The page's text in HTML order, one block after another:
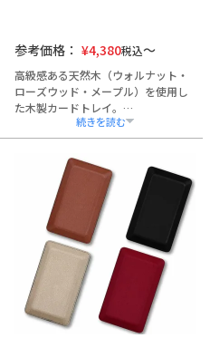
参考価格： ¥4,380税込
高級感ある天然木（ウォルナット・
ローズウッド・メープル）を使用し
た木製カードトレイ。
店舗の受付や商談スペースに自然と
馴染み、ショップカードや名刺をス
タイリッシュに演出します。
角にスリットがあり、カードの出し
入れもスムーズ。
底面には滑り止め加工を施し、安定
性にも配慮。
ロゴや社名の彫刻が可能なため、開
業祝いや法人向けノベルティとして
も好適。
熨斗・ラッピング対応も承ります。